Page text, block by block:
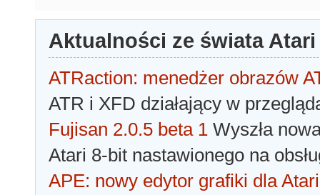
Aktualności ze świata Atari
ATRaction: menedżer obrazów
ATR i XFD działający w
Fujisan 2.0.5 beta 1 Wyszła
Atari 8-bit nastawionego na
APE: nowy edytor grafiki dla Atari